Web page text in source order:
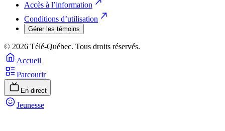
Accès à l’information
Conditions d’utilisation
Gérer les témoins
© 2026 Télé-Québec. Tous droits réservés.
Accueil
Parcourir
En direct
Jeunesse